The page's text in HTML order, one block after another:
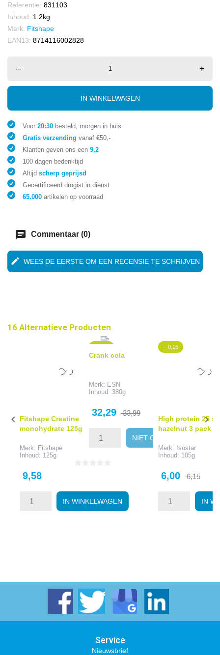
Referentie: 831103
Inhoud: 1.2kg
Merk: Fitshape
EAN13: 8714116002828
– +
IN WINKELWAGEN
Voor 20:30 besteld, morgen in huis
Gratis verzending vanaf €50,-
Klanten geven ons een 9,2
100 dagen bedenktijd
Altijd scherp geprijsd
Gecertificeerd drogist in dienst
65.000 artikelen op voorraad
chat Commentaar (0)
edit WEES DE EERSTE OM EEN RECENSIE TE SCHRIJVEN
16 Alternatieve Producten
Fitshape Creatine
monohydrate 125g
Merk: Fitshape
Inhoud: 125g
Prijs
9,58
IN WINKELWAGEN
Crank cola
Merk: ESN
Inhoud: 380g
Prijs
32,29 Normale
33,99
NIET OP VOORRAAD
High protein 25
hazelnut 3 pack
Merk: Isostar
Inhoud: 105g
Prijs
6,00 Normale
6,15
IN
- 0,15
 
Service
Nieuwsbrief